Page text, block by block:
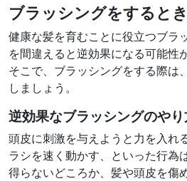
ブラッシングをすると
健康な髪を育むことに役立つブラ
を間違えると逆効果になる可能性
そこで、ブラッシングをする際は
しましょう。
逆効果なブラッシングのや
頭皮に刺激を与えようと力を入れ
ラシを速く動かす、といった行為
得らないどころか、髪や頭皮を傷